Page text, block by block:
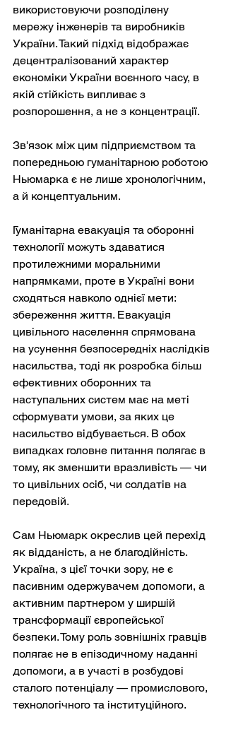
використовуючи розподілену
мережу інженерів та виробників
України. Такий підхід відображає
децентралізований характер
економіки України воєнного часу, в
якій стійкість випливає з
розпорошення, а не з концентрації.
Зв'язок між цим підприємством та
попередньою гуманітарною роботою
Ньюмарка є не лише хронологічним,
а й концептуальним.
Гуманітарна евакуація та оборонні
технології можуть здаватися
протилежними моральними
напрямками, проте в Україні вони
сходяться навколо однієї мети:
збереження життя. Евакуація
цивільного населення спрямована
на усунення безпосередніх наслідків
насильства, тоді як розробка більш
ефективних оборонних та
наступальних систем має на меті
сформувати умови, за яких це
насильство відбувається. В обох
випадках головне питання полягає в
тому, як зменшити вразливість — чи
то цивільних осіб, чи солдатів на
передовій.
Сам Ньюмарк окреслив цей перехід
як відданість, а не благодійність.
Україна, з цієї точки зору, не є
пасивним одержувачем допомоги, а
активним партнером у ширшій
трансформації європейської
безпеки. Тому роль зовнішніх гравців
полягає не в епізодичному наданні
допомоги, а в участі в розбудові
сталого потенціалу — промислового,
технологічного та інституційного.